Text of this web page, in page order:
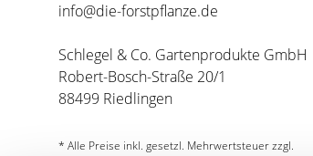
info@die-forstpflanze.de
Schlegel & Co. Gartenprodukte GmbH
Robert-Bosch-Straße 20/1
88499 Riedlingen
* Alle Preise inkl. gesetzl. Mehrwertsteuer zzgl.